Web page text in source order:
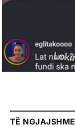
TË NGJAJSHME